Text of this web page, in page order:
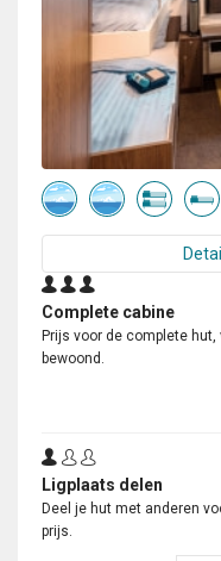
Complete cabine
Prijs voor de complete hut,
bewoond.
Ligplaats delen
Deel je hut met anderen
prijs.